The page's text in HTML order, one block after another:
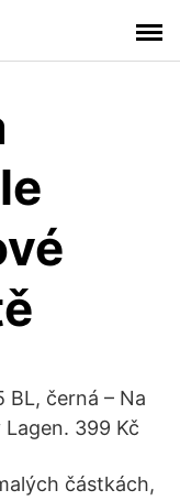
černá – Na
399 Kč
částkách,